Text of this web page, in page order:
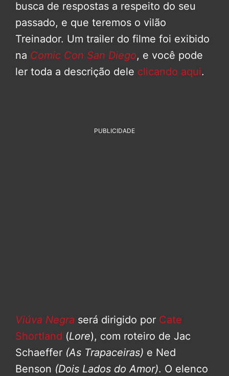
busca de respostas a respeito do seu
passado, e que teremos o vilão
Treinador. Um trailer do filme foi exibido
na Comic Con San Diego, e você pode
ler toda a descrição dele clicando aqui.
PUBLICIDADE
Viúva Negra será dirigido por Cate
Shortland (Lore), com roteiro de Jac
Schaeffer (As Trapaceiras) e Ned
Benson (Dois Lados do Amor). O elenco